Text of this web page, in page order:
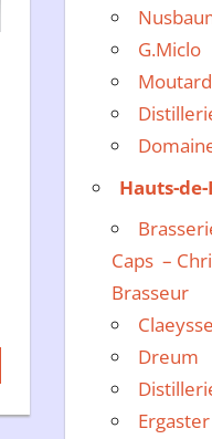
G.Miclo
Moutard
Hauts-
Caps –
Brasseur
Dreum
Ergaster